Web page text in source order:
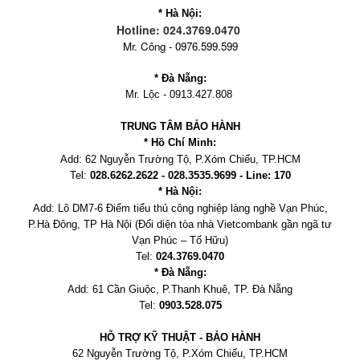
* Hà Nội:
Hotline: 024.3769.0470
Mr. Công - 0976.599.599
* Đà Nẵng:
Mr. Lộc - 0913.427.808
TRUNG TÂM BẢO HÀNH
* Hồ Chí Minh:
Add: 62 Nguyễn Trường Tộ, P.Xóm Chiếu, TP.HCM
Tel: 028.6262.2622 - 028.3535.9699 - Line: 170
* Hà Nội:
Add: Lô DM7-6 Điểm tiểu thủ công nghiệp làng nghề Vạn Phúc,
P.Hà Đông, TP Hà Nội (Đối diện tòa nhà Vietcombank gần ngã tư
Vạn Phúc – Tố Hữu)
Tel: 024.3769.0470
* Đà Nẵng:
Add: 61 Cần Giuộc, P.Thanh Khuê, TP. Đà Nẵng
Tel: 0903.528.075
HỖ TRỢ KỸ THUẬT - BẢO HÀNH
62 Nguyễn Trường Tộ, P.Xóm Chiếu, TP.HCM